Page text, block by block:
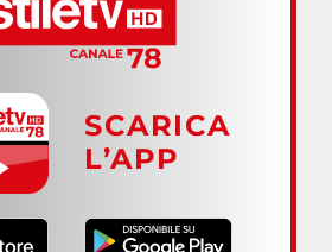
SCARICA
L’APP